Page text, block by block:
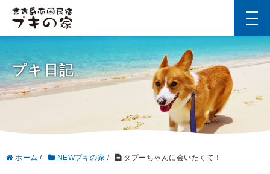
プキ日記
ホーム / NEWプキの家 / タプーちゃんに会いたくて！
t
o
g
g
l
v
a